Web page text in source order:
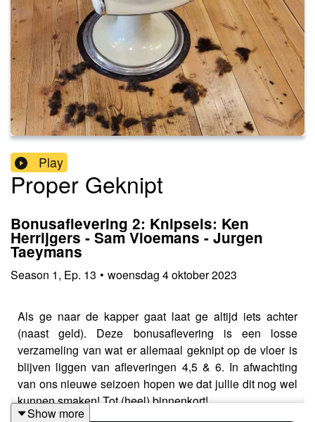
Play
Proper Geknipt
Bonusaflevering 2: Knipsels: Ken
Herrijgers - Sam Vloemans - Jurgen
Taeymans
Season 1, Ep. 13 • woensdag 4 oktober 2023
Als ge naar de kapper gaat laat ge altijd iets achter
(naast geld). Deze bonusaflevering is een losse
verzameling van wat er allemaal geknipt op de vloer is
blijven liggen van afleveringen 4,5 & 6. In afwachting
van ons nieuwe seizoen hopen we dat jullie dit nog wel
kunnen smaken! Tot (heel) binnenkort!
Show more